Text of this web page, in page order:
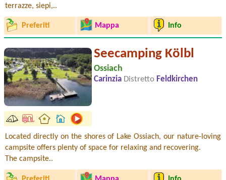
terrazze, siepi,..
Preferiti Mappa Info
Seecamping Kölbl
Ossiach
Carinzia Distretto Feldkirchen
Located directly on the shores of Lake Ossiach, our nature-loving
campsite offers plenty of space for relaxing and recovering.
The campsite..